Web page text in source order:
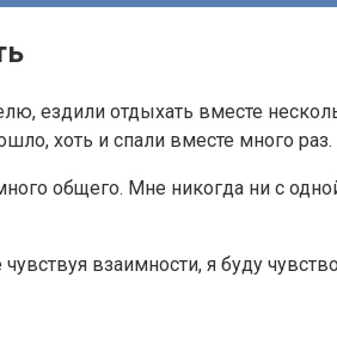
ездили отдыхать вместе
хоть и спали вместе много раз.
общего. Мне никогда ни с
взаимности, я буду